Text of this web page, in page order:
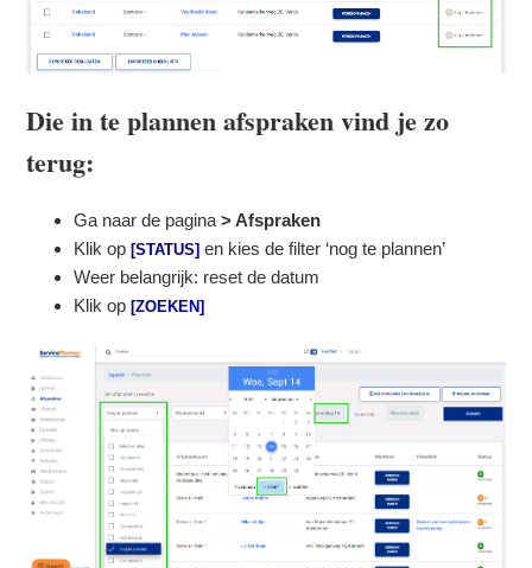
Die in te plannen afspraken vind je zo
terug:
Ga naar de pagina> Afspraken
Klik op[STATUS] en kies de filter ‘nog te plannen’
Weer belangrijk: reset de datum
Klik op[ZOEKEN]